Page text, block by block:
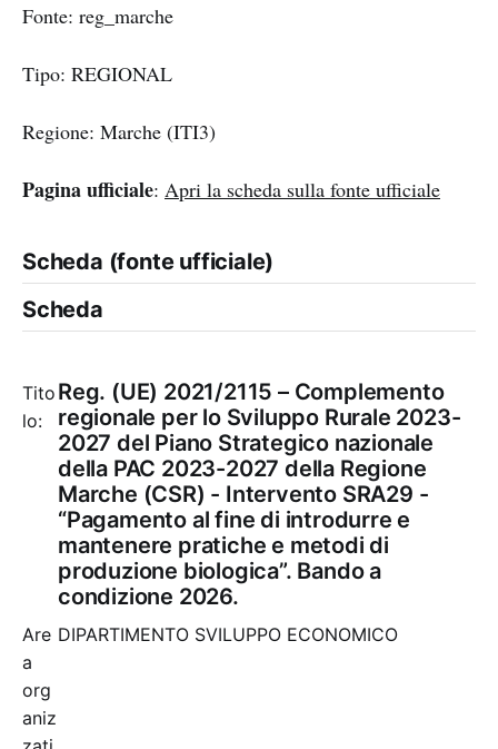
Fonte: reg_marche
Tipo: REGIONAL
Regione: Marche (ITI3)
Pagina ufficiale: Apri la scheda sulla fonte ufficiale
Scheda (fonte ufficiale)
Scheda
Tito
lo:
Reg. (UE) 2021/2115 – Complemento
regionale per lo Sviluppo Rurale 2023-
2027 del Piano Strategico nazionale
della PAC 2023-2027 della Regione
Marche (CSR) - Intervento SRA29 -
“Pagamento al fine di introdurre e
mantenere pratiche e metodi di
produzione biologica”. Bando a
condizione 2026.
Are
a
org
aniz
DIPARTIMENTO SVILUPPO ECONOMICO